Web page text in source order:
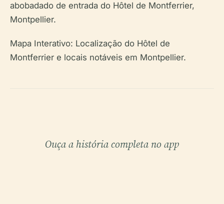
abobadado de entrada do Hôtel de Montferrier,
Montpellier.
Mapa Interativo: Localização do Hôtel de
Montferrier e locais notáveis em Montpellier.
Ouça a história completa no app